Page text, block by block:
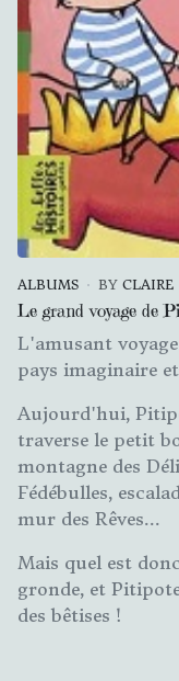
ALBUMS BY CLAIRE
Le grand voyage de
L'amusant
pays imaginaire
Aujourd'hui,
traverse le petit
montagne des
Fédébulles,
mur des Rêves...
Mais quel est
gronde, et
des bêtises !